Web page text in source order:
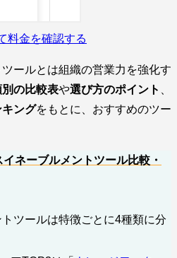
料金を確認する
ールとは組織の営業力を強化す
の比較表や選び方のポイント
ングをもとに、おすすめのツー
ネーブルメントツール比較・
ツールは特徴ごとに4種類に分